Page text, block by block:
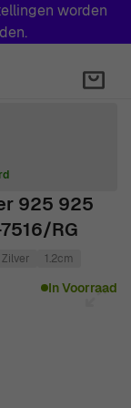
worden
925 925
RG
Zilver 1.2cm
In Voorraad